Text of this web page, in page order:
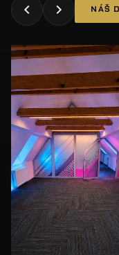
NÁŠ